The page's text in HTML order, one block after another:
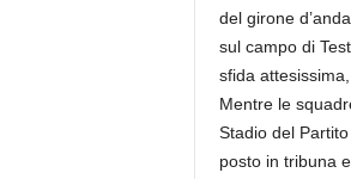
del girone
sul campo di
sfida
Mentre le
Stadio del
posto in tribuna